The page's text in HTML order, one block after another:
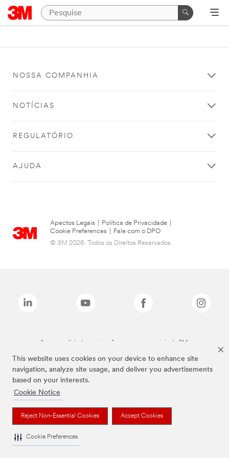
This website uses cookies on your device to enhance site
navigation, analyze site usage, and deliver you advertisements
based on your interests.
Cookie Notice
Reject Non-Essential Cookies Accept Cookies
Cookie Preferences
NOSSA COMPANHIA
NOTÍCIAS
REGULATÓRIO
AJUDA
Apectos Legais Política de Privacidade
Cookie Preferences
Fale com o DPO
© 3M 2026. Todos os Direitos Reservados.
As marcas listadas a cima são marcas comerciais da 3M.